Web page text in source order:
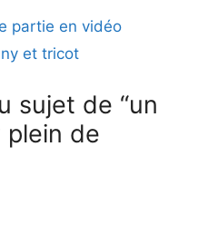
partie en vidéo
et tricot
sujet de “un
plein de